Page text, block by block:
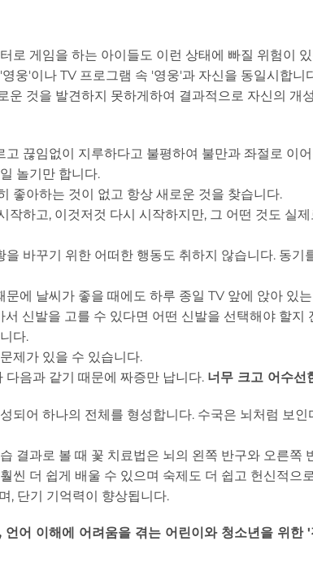
로 게임을 하는 아이들도 이런 상태에 빠질 위험이
웅'이나 TV 프로그램 속 '영웅'과 자신을 동일시합니
운 것을 발견하지 못하게하여 결과적으로 자신의 개
끊임없이 지루하다고 불평하여 불만과 좌절로 이
놀기만 합니다.
좋아하는 것이 없고 항상 새로운 것을 찾습니다.
작하고, 이것저것 다시 시작하지만, 그 어떤 것도 실
바꾸기 위한 어떠한 행동도 취하지 않습니다. 동
에 날씨가 좋을 때에도 하루 종일 TV 앞에 앉아 있
신발을 고를 수 있다면 어떤 신발을 선택해야 할지
다.
제가 있을 수 있습니다.
음과 같기 때문에 짜증만 납니다. 너무 크고 어수선
되어 하나의 전체를 형성합니다. 수국은 뇌처럼 보
결과로 볼 때 꽃 치료법은 뇌의 왼쪽 반구와 오른쪽
씬 더 쉽게 배울 수 있으며 숙제도 더 쉽고 헌신적으
, 단기 기억력이 향상됩니다.
어 이해에 어려움을 겪는 어린이와 청소년을 위한